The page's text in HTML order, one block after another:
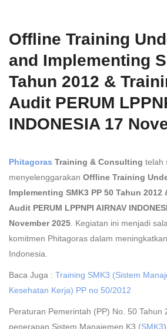
Offline Training
and Implementing
Tahun 2012 &
Audit PERUM
INDONESIA 17
Phitagoras Training & Consulting telah
menyelenggarakan Offline Training
Implementing SMK3 PP 50 Tahun
Audit PERUM LPPNPI AIRNAV
November 2025 . Kegiatan ini menjadi
komitmen Phitagoras dalam
Indonesia.
Baca Juga : Training SMK3 (Sistem
Kesehatan Kerja) PP no 50/2012
Peraturan Pemerintah (PP) No. 50 Tahun
penerapan Sistem Manajemen K3 (SMK3